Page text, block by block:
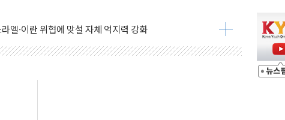
엘·이란 위협에 맞설 자체 억지력 강화
"
톱'… 美 해상봉쇄 영향
각